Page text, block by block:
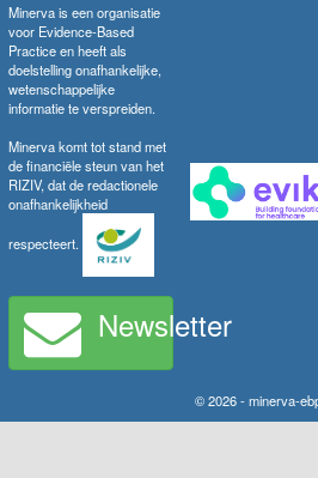
Minerva is een organisatie
voor Evidence-Based
Practice en heeft als
doelstelling onafhankelijke,
wetenschappelijke
informatie te verspreiden.
Minerva komt tot stand met
de financiële steun van het
RIZIV, dat de redactionele
onafhankelijkheid
respecteert.
Newsletter
© 2026 - minerva-